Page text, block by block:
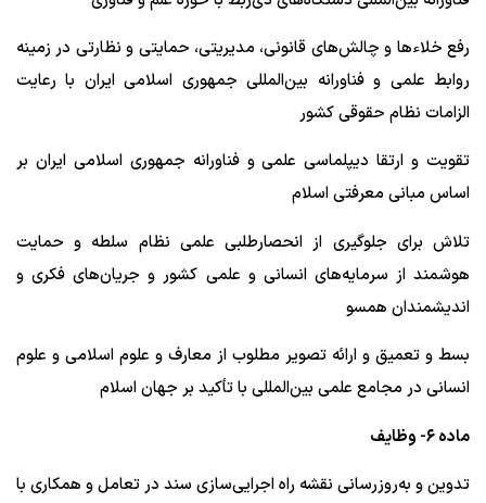
رفع خلاءها و چالش‌های قانونی، مدیریتی، حمایتی و نظارتی در زمینه
روابط علمی و فناورانه بین‌المللی جمهوری اسلامی ایران با رعایت
الزامات نظام حقوقی کشور
تقویت و ارتقا دیپلماسی علمی و فناورانه جمهوری اسلامی ایران بر
اساس مبانی معرفتی اسلام
تلاش برای جلوگیری از انحصارطلبی علمی نظام سلطه و حمایت
هوشمند از سرمایه‌های انسانی و علمی کشور و جریان‌های فکری و
اندیشمندان همسو
بسط و تعمیق و ارائه تصویر مطلوب از معارف و علوم اسلامی و علوم
انسانی در مجامع علمی بین‌المللی با تأکید بر جهان اسلام
ماده ۶- وظایف
تدوین و به‌روزرسانی نقشه راه اجرایی‌سازی سند در تعامل و همکاری با